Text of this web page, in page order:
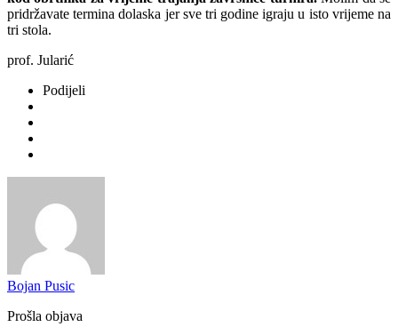
pridržavate termina dolaska jer sve tri godine igraju u isto vrijeme na
tri stola.
prof. Jularić
Podijeli
Bojan Pusic
Prošla objava